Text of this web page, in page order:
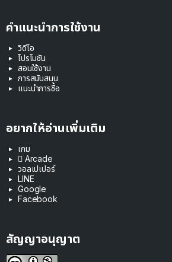
คำแนะนำการใช้งาน
วิดีโอ
โปรโมชัน
สอนใช้งาน
การสนับสนุน
แนะนำการซื้อ
อยากให้อ่านเพิ่มเติม
เกม
 Arcade
วอลเปเปอร์
LINE
Google
Facebook
สัญญาอนุญาต